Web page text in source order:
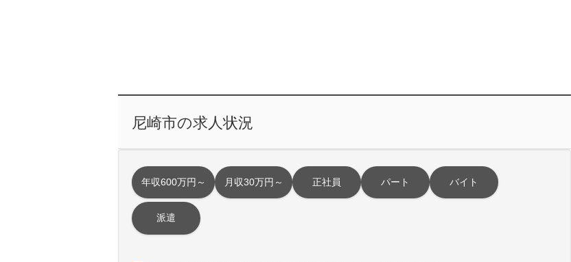
尼崎市の求人状況
年収600万円～ 月収30万円～ 正社員 パート バイト
派遣